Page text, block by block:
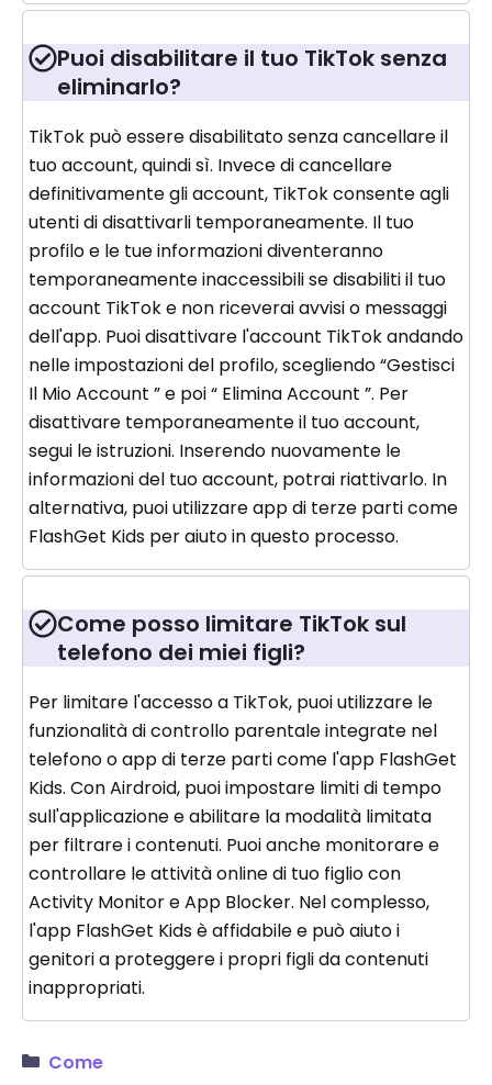
Puoi disabilitare il tuo TikTok senza
eliminarlo?
TikTok può essere disabilitato senza cancellare il
tuo account, quindi sì. Invece di cancellare
definitivamente gli account, TikTok consente agli
utenti di disattivarli temporaneamente. Il tuo
profilo e le tue informazioni diventeranno
temporaneamente inaccessibili se disabiliti il ​​tuo
account TikTok e non riceverai avvisi o messaggi
dell'app. Puoi disattivare l'account TikTok andando
nelle impostazioni del profilo, scegliendo “Gestisci
Il Mio Account ” e poi “ Elimina Account ”. Per
disattivare temporaneamente il tuo account,
segui le istruzioni. Inserendo nuovamente le
informazioni del tuo account, potrai riattivarlo. In
alternativa, puoi utilizzare app di terze parti come
FlashGet Kids per aiuto in questo processo.
Come posso limitare TikTok sul
telefono dei miei figli?
Per limitare l'accesso a TikTok, puoi utilizzare le
funzionalità di controllo parentale integrate nel
telefono o app di terze parti come l'app FlashGet
Kids. Con Airdroid, puoi impostare limiti di tempo
sull'applicazione e abilitare la modalità limitata
per filtrare i contenuti. Puoi anche monitorare e
controllare le attività online di tuo figlio con
Activity Monitor e App Blocker. Nel complesso,
l'app FlashGet Kids è affidabile e può aiuto i
genitori a proteggere i propri figli da contenuti
inappropriati.
Come